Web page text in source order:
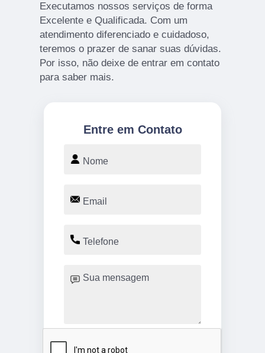
Executamos nossos serviços de forma
Excelente e Qualificada. Com um
atendimento diferenciado e cuidadoso,
teremos o prazer de sanar suas dúvidas.
Por isso, não deixe de entrar em contato
para saber mais.
Entre em Contato